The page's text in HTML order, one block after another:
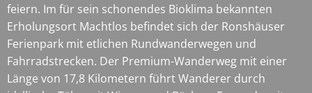
feiern. Im für sein schonendes Bioklima bekannten
Erholungsort Machtlos befindet sich der Ronshäuser
Ferienpark mit etlichen Rundwanderwegen und
Fahrradstrecken. Der Premium-Wanderweg mit einer
Länge von 17,8 Kilometern führt Wanderer durch